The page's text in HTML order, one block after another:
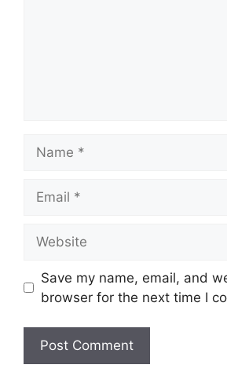
Save my name, email, and
browser for the next time I